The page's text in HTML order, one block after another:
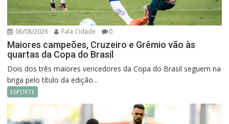
06/08/2026 Fala Cidade 0
Maiores campeões, Cruzeiro e Grêmio vão às
quartas da Copa do Brasil
Dois dos três maiores vencedores da Copa do Brasil seguem na
briga pelo título da edição...
ESPORTE